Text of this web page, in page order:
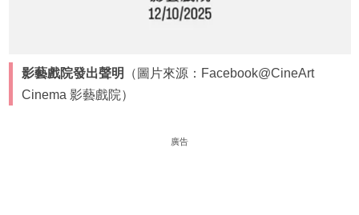
影藝戲院發出聲明
（圖片來源：Facebook@CineArt
Cinema 影藝戲院）
廣告